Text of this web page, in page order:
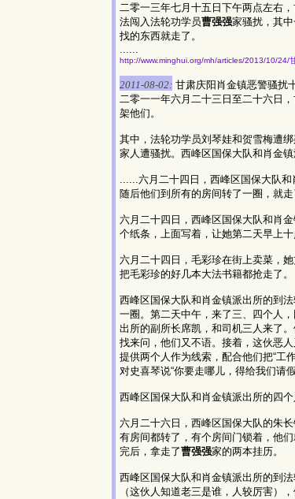
二零一三年七月十五日下午两点左右
法闯入法轮功学员曹强强家骚扰，其
找的东西就走了。
http://www.minghui.org/mh/articles/2013/10/24/
2011-08-02: 甘肃庆阳肖金镇恶警骚扰
二零一一年六月二十三日至二十六日
架他们。
其中，法轮功学员刘琴娃和贺雪梅遭
家人遭骚扰。西峰区国保大队和肖金
......六月二十四日，西峰区国保大队
随后他们到所有的房间转了一圈，就走
六月二十四日，西峰区国保大队和肖
个纸条，上面写着，让她第二天早上
六月二十四日，毛彩珍在街上卖菜，
把毛彩珍的好几本大法书籍都抢走了。
西峰区国保大队和肖金镇派出所的到
一圈。第二天中午，来了三、四个人
出所的副所长席凯，和司机三人来了。
找来问，他们又不语。接着，这伙恶
提供两个人作为线索，配合他们把“工
对史喜琴说“你要走哪儿，得给我们请
西峰区国保大队和肖金镇派出所的四
六月二十六日，西峰区国保大队的朱
有房间都转了，有个房间门锁着，他们
完后，拿走了曹强强家的两本挂历。
西峰区国保大队和肖金镇派出所的到
（这伙人知道老三是谁，人较厉害），